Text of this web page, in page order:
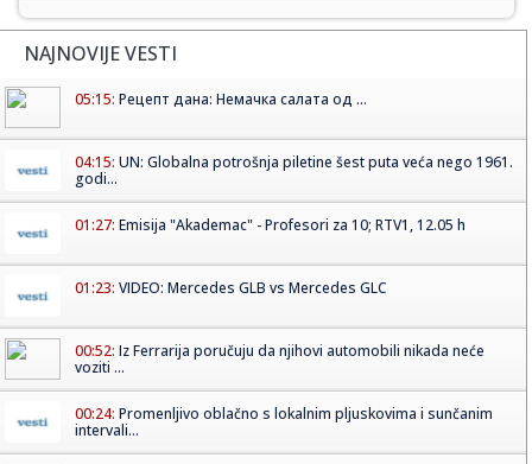
NAJNOVIJE VESTI
05:15: Рецепт дана: Немачка салата од ...
04:15: UN: Globalna potrošnja piletine šest puta veća nego 1961.
godi...
01:27: Emisija "Akademac" - Profesori za 10; RTV1, 12.05 h
01:23: VIDEO: Mercedes GLB vs Mercedes GLC
00:52: Iz Ferrarija poručuju da njihovi automobili nikada neće
voziti ...
00:24: Promenljivo oblačno s lokalnim pljuskovima i sunčanim
intervali...